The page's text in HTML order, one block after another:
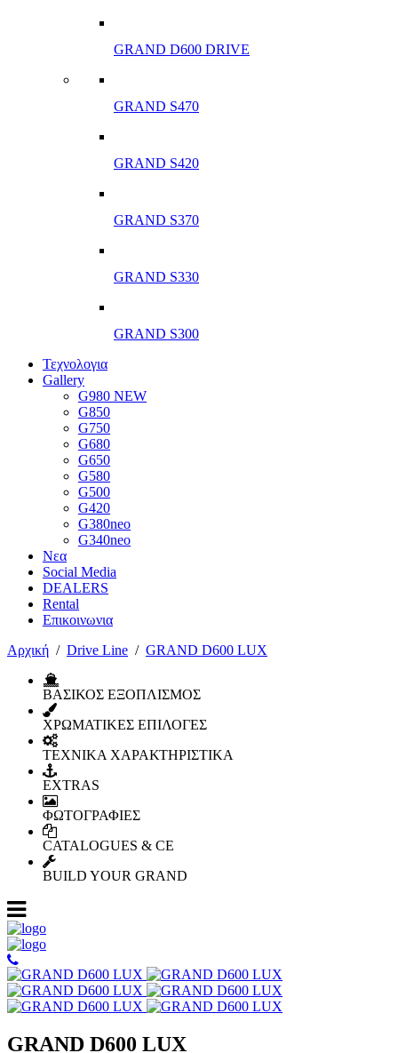
GRAND D600 DRIVE
GRAND S470
GRAND S420
GRAND S370
GRAND S330
GRAND S300
Τεχνολογια
Gallery
G980 NEW
G850
G750
G680
G650
G580
G500
G420
G380neo
G340neo
Νεα
Social Media
DEALERS
Rental
Επικοινωνια
Αρχική / Drive Line / GRAND D600 LUX
ΒΑΣΙΚΟΣ ΕΞΟΠΛΙΣΜΟΣ
ΧΡΩΜΑΤΙΚΕΣ ΕΠΙΛΟΓΕΣ
ΤΕΧΝΙΚΑ ΧΑΡΑΚΤΗΡΙΣΤΙΚΑ
EXTRAS
ΦΩΤΟΓΡΑΦΙΕΣ
CATALOGUES & CE
BUILD YOUR GRAND
GRAND D600 LUX